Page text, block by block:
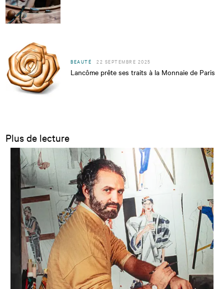
BEAUTÉ 22 SEPTEMBRE 2025
Lancôme prête ses traits à la Monnaie de Paris
Plus de lecture